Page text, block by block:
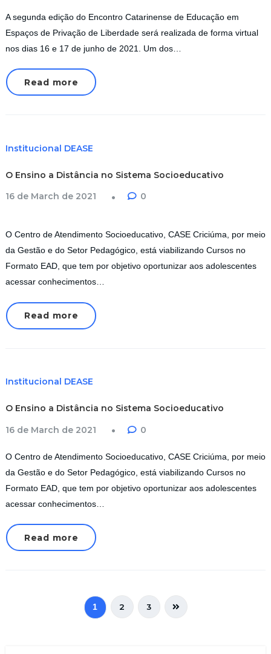
A segunda edição do Encontro Catarinense de Educação em
Espaços de Privação de Liberdade será realizada de forma virtual
nos dias 16 e 17 de junho de 2021. Um dos…
Read more
Institucional DEASE
O Ensino a Distância no Sistema Socioeducativo
16 de March de 2021
0
O Centro de Atendimento Socioeducativo, CASE Criciúma, por meio
da Gestão e do Setor Pedagógico, está viabilizando Cursos no
Formato EAD, que tem por objetivo oportunizar aos adolescentes
acessar conhecimentos…
Read more
Institucional DEASE
O Ensino a Distância no Sistema Socioeducativo
16 de March de 2021
0
O Centro de Atendimento Socioeducativo, CASE Criciúma, por meio
da Gestão e do Setor Pedagógico, está viabilizando Cursos no
Formato EAD, que tem por objetivo oportunizar aos adolescentes
acessar conhecimentos…
Read more
1 2 3